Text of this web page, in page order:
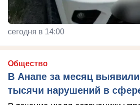
сегодня в 14:00
Общество
В Анапе за месяц
тысячи нарушений в